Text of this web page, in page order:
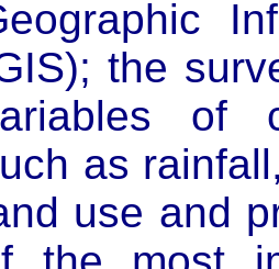
the
of
as
use and